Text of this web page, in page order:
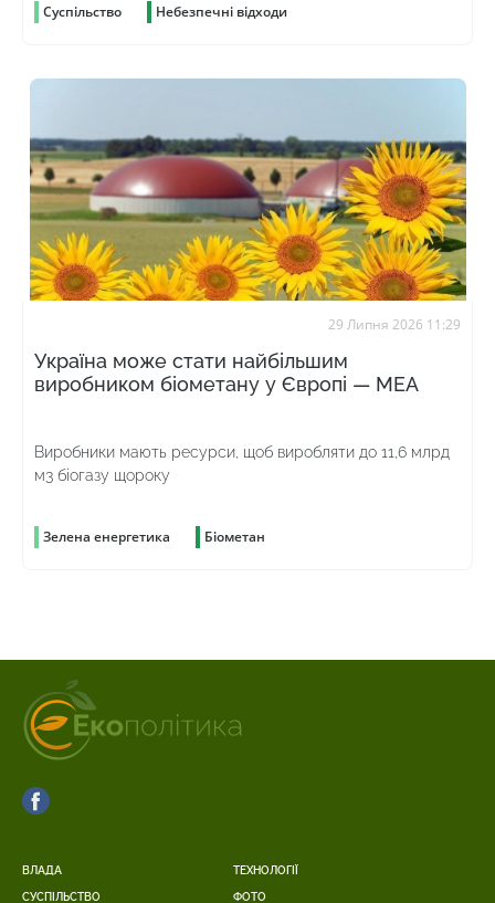
Суспільство Небезпечні відходи
29 Липня 2026 11:29
Україна може стати найбільшим
виробником біометану у Європі — МЕА
Виробники мають ресурси, щоб виробляти до 11,6 млрд
м3 біогазу щороку
Зелена енергетика Біометан
ВЛАДА
СУСПІЛЬСТВО
ТЕХНОЛОГІЇ
ФОТО